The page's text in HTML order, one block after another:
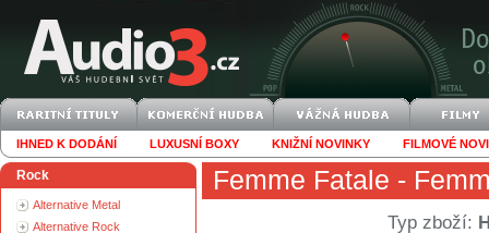
IHNED K DODÁNÍ LUXUSNÍ BOXY KNIŽNÍ NOVINKY FILMOVÉ
Rock
Alternative Metal
Alternative Rock
Femme Fatale -
Typ zboží: